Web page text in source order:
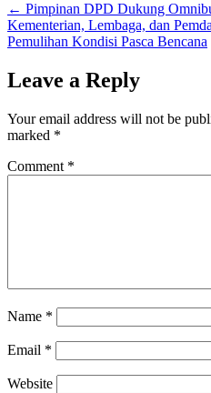
← Pimpinan DPD Dukung
Kementerian, Lembaga, dan
Pemulihan Kondisi Pasca Bencana
Leave a Reply
Your email address will not be
marked *
Comment *
Name *
Email *
Website